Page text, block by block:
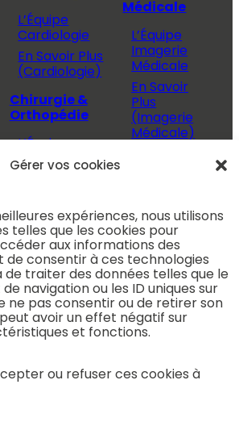
Gérer vos cookies
expériences, nous utilisons
telles que les cookies pour
aux informations des
de consentir à ces technologies
traiter des données telles que le
navigation ou les ID uniques sur
ne pas consentir ou de retirer son
avoir un effet négatif sur
et fonctions.
ou refuser ces cookies à
L’Équipe
Cardiologie
En Savoir Plus
(Cardiologie)
Chirurgie &
Orthopédie
L’Équipe
Chirurgie &
Orthopédie
(Chirurgie &
Orthopédie)
Dentisterie &
ORL
L’Équipe
Dentisterie &
ORL
(Dentisterie &
ORL)
Médicale
L’Équipe
Imagerie
Médicale
En Savoir
Plus
(Imagerie
Médicale)
Médecine
Interne
En Savoir
Plus
(Médecine
Interne)
Neurologie
Neurologie